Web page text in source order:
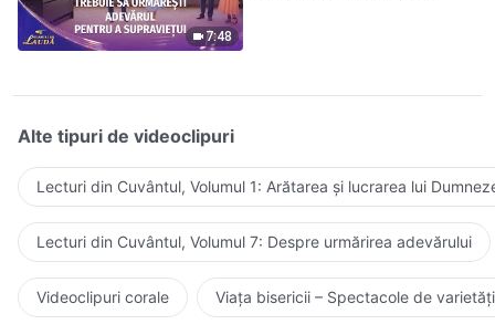
7:48
Alte tipuri de videoclipuri
Lecturi din Cuvântul, Volumul 1: Arătarea și lucrarea lui
Lecturi din Cuvântul, Volumul 7: Despre urmărirea adevărului
Videoclipuri corale Viața bisericii – Spectacole de varietăți